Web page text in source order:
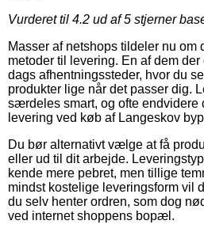
Vurderet til 4.2 ud af 5 stjerner
Masser af netshops tildeler nu om
metoder til levering. En af dem der
dags afhentningssteder, hvor du
produkter lige når det passer dig.
særdeles smart, og ofte endvidere
levering ved køb af Langeskov
Du bør alternativt vælge at få
eller ud til dit arbejde.
kende mere pebret, men tillige
mindst kostelige leveringsform vil
du selv henter ordren, som dog
ved internet shoppens bopæl.